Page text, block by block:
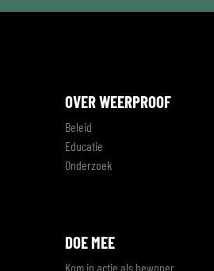
OVER WEERPROOF
Beleid
Educatie
Onderzoek
DOE MEE
Kom in actie als bewoner